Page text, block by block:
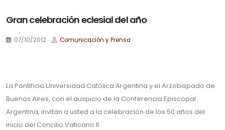
Gran celebración eclesial del año
07/10/2012 Comunicación y Prensa
La Pontificia Universidad Católica Argentina y el Arzobispado de
Buenos Aires, con el auspicio de la Conferencia Episcopal
Argentina, invitan a usted a la celebración de los 50 años del
inicio del Concilio Vaticano II.